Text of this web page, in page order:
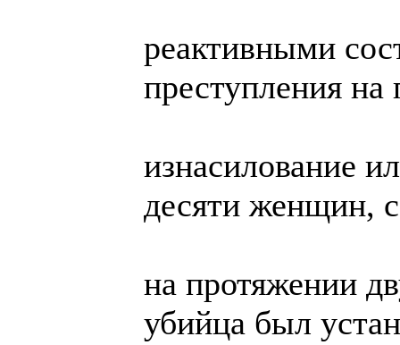
реактивными
преступления на
изнасилование
десяти женщин,
на протяжении
убийца был